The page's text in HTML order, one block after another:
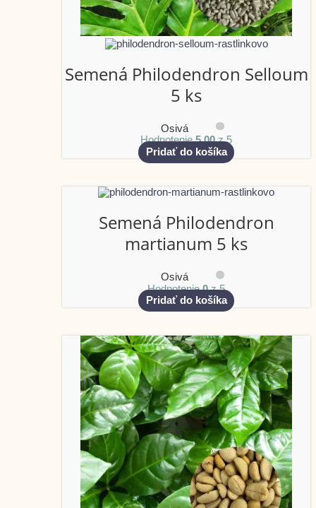
Semená Philodendron Selloum
5 ks
Osivá
Hodnotenie5.00z 5
Pridať do košíka
Semená Philodendron
martianum 5 ks
Osivá
Hodnotenie0z 5
Pridať do košíka